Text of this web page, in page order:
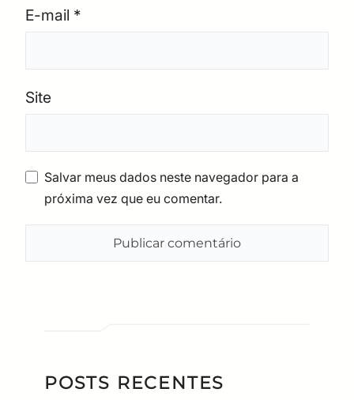
E-mail *
Site
Salvar meus dados neste navegador para a
próxima vez que eu comentar.
POSTS RECENTES